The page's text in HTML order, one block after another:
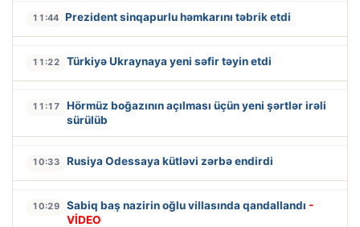
11:44 Prezident sinqapurlu həmkarını təbrik etdi
11:22 Türkiyə Ukraynaya yeni səfir təyin etdi
11:17
Hörmüz boğazının açılması üçün yeni şərtlər irəli
sürülüb
10:33 Rusiya Odessaya kütləvi zərbə endirdi
10:29 Sabiq baş nazirin oğlu villasında qandallandı -
VİDEO